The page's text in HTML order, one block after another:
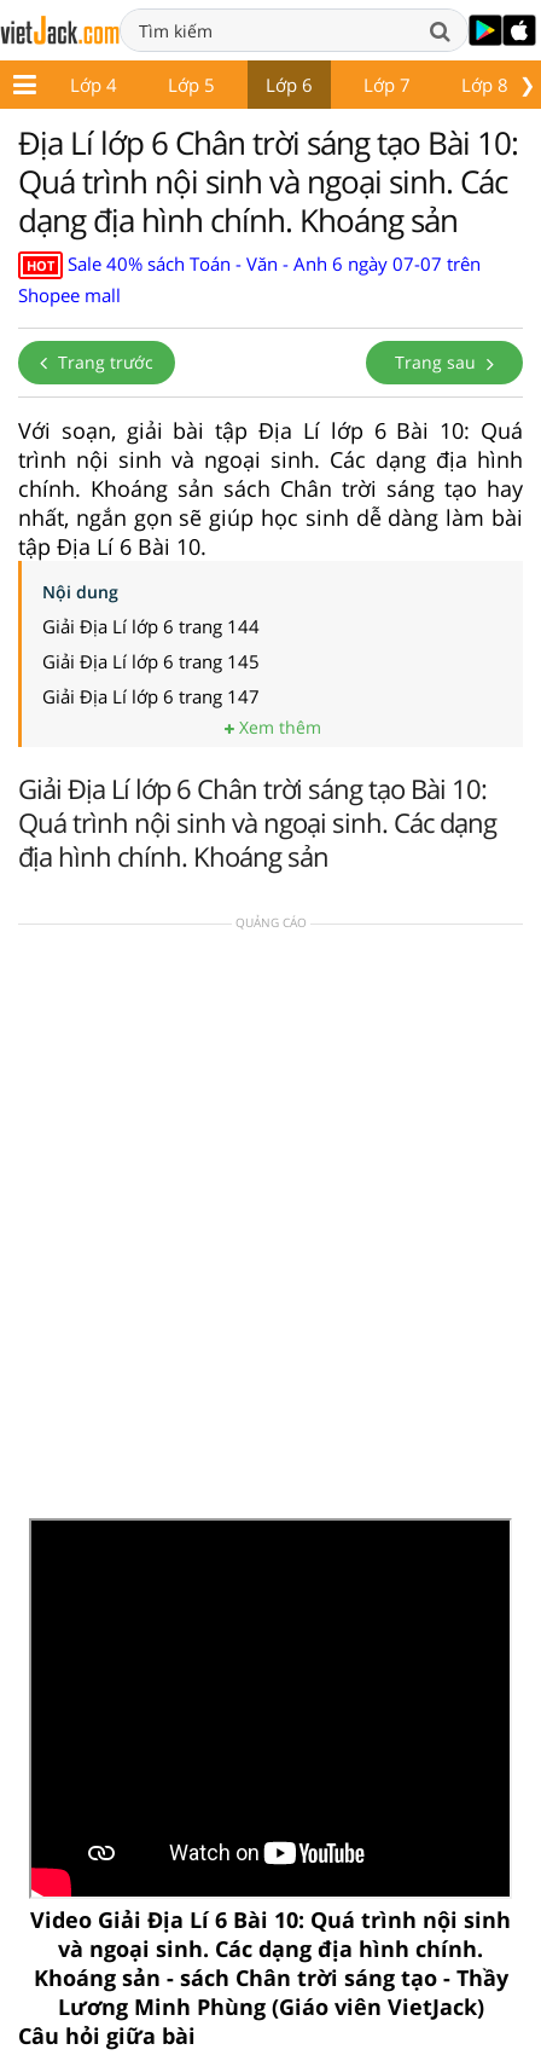
❯
3 Lớp 4 Lớp 5 Lớp 6 Lớp 7 Lớp 8
Địa Lí lớp 6 Chân trời sáng tạo Bài 10:
Quá trình nội sinh và ngoại sinh. Các
dạng địa hình chính. Khoáng sản
HOT
Sale 40% sách Toán - Văn - Anh 6 ngày 07-07 trên
Shopee mall
Trang trước Trang sau
Với soạn, giải bài tập Địa Lí lớp 6 Bài 10: Quá
trình nội sinh và ngoại sinh. Các dạng địa hình
chính. Khoáng sản sách Chân trời sáng tạo hay
nhất, ngắn gọn sẽ giúp học sinh dễ dàng làm bài
tập Địa Lí 6 Bài 10.
Nội dung
Giải Địa Lí lớp 6 trang 144
Giải Địa Lí lớp 6 trang 145
Giải Địa Lí lớp 6 trang 147
Xem thêm
Giải Địa Lí lớp 6 Chân trời sáng tạo Bài 10:
Quá trình nội sinh và ngoại sinh. Các dạng
địa hình chính. Khoáng sản
QUẢNG CÁO
Video Giải Địa Lí 6 Bài 10: Quá trình nội sinh
và ngoại sinh. Các dạng địa hình chính.
Khoáng sản - sách Chân trời sáng tạo - Thầy
Lương Minh Phùng (Giáo viên VietJack)
Câu hỏi giữa bài